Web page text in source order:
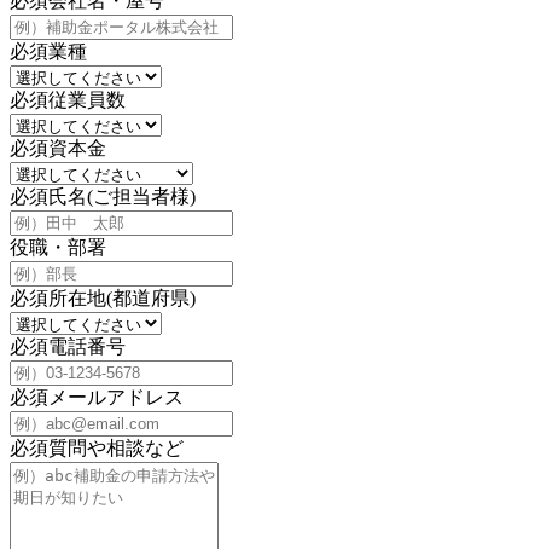
必須業種
必須従業員数
必須資本金
必須氏名(ご担当者様)
役職・部署
必須所在地(都道府県)
必須電話番号
必須 メールアドレス
必須質問や相談など